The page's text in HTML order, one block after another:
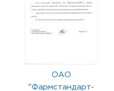
ОАО
"Фармстандарт-